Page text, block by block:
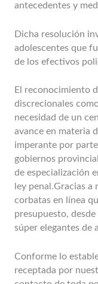
antecedentes y
Dicha resolución
adolescentes que
de los efectivos
El reconocimiento
discrecionales
necesidad de un
avance en materia
imperante por
gobiernos
de especialización
ley penal.Gracias
corbatas en línea
presupuesto,
súper elegantes de
Conforme lo
receptada por